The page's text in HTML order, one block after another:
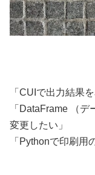
「CUIで出力結果
「DataFrame （
変更したい」
「Pythonで印刷用